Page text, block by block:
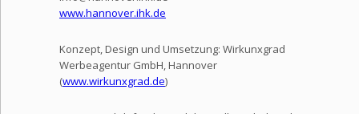
www.hannover.ihk.de
Konzept, Design und Umsetzung: Wirkunxgrad
Werbeagentur GmbH, Hannover
(www.wirkunxgrad.de)